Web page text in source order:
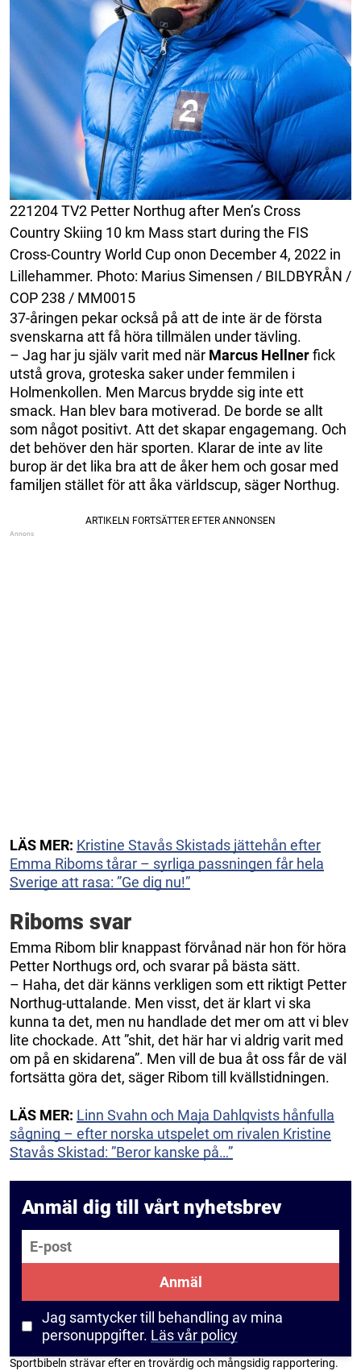
221204 TV2 Petter Northug after Men’s Cross
Country Skiing 10 km Mass start during the FIS
Cross-Country World Cup onon December 4, 2022 in
Lillehammer. Photo: Marius Simensen / BILDBYRÅN /
COP 238 / MM0015
37-åringen pekar också på att de inte är de första
svenskarna att få höra tillmälen under tävling.
– Jag har ju själv varit med när Marcus Hellnerfick
utstå grova, groteska saker under femmilen i
Holmenkollen. Men Marcus brydde sig inte ett
smack. Han blev bara motiverad. De borde se allt
som något positivt. Att det skapar engagemang. Och
det behöver den här sporten. Klarar de inte av lite
burop är det lika bra att de åker hem och gosar med
familjen stället för att åka världscup, säger Northug.
LÄS MER: Kristine Stavås Skistads jättehån efter
Emma Riboms tårar – syrliga passningen får hela
Sverige att rasa: ”Ge dig nu!”
Riboms svar
Emma Ribom blir knappast förvånad när hon för höra
Petter Northugs ord, och svarar på bästa sätt.
– Haha, det där känns verkligen som ett riktigt Petter
Northug-uttalande. Men visst, det är klart vi ska
kunna ta det, men nu handlade det mer om att vi blev
lite chockade. Att ”shit, det här har vi aldrig varit med
om på en skidarena”. Men vill de bua åt oss får de väl
fortsätta göra det, säger Ribom till kvällstidningen.
LÄS MER: Linn Svahn och Maja Dahlqvists hånfulla
sågning – efter norska utspelet om rivalen Kristine
Stavås Skistad: ”Beror kanske på…”
Anmäl dig till vårt nyhetsbrev
E-post
Anmäl
Jag samtycker till behandling av mina
personuppgifter. Läs vår policy
Sportbibeln strävar efter en trovärdig och mångsidig rapportering.